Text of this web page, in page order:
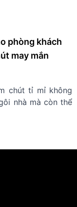
phòng khách
may mắn
chút tỉ mỉ không
nhà mà còn thể